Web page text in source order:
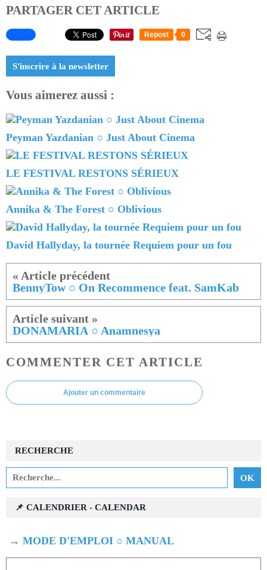
PARTAGER CET ARTICLE
Repost 0
S'inscrire à la newsletter
Vous aimerez aussi :
Peyman Yazdanian ○ Just About Cinema
LE FESTIVAL RESTONS SÉRIEUX
Annika & The Forest ○ Oblivious
David Hallyday, la tournée Requiem pour un fou
BennyTow ○ On Recommence feat. SamKab
DONAMARIA ○ Anamnesya
COMMENTER CET ARTICLE
Ajouter un commentaire
RECHERCHE
📌 CALENDRIER - CALENDAR
→ MODE D'EMPLOI ○ MANUAL